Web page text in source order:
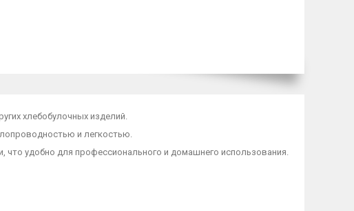
хлебобулочных изделий.
и легкостью.
что удобно для профессионального и домашнего использования.